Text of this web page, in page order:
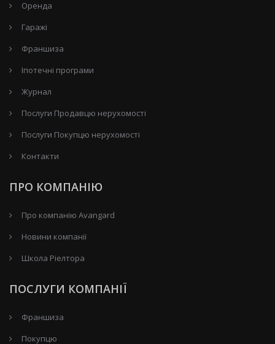
Оренда
Гаражі
Франшиза
Іпотечні програми
Журнал
Послуги Продавцю нерухомості
Послуги Покупцю нерухомості
Контакти
ПРО КОМПАНІЮ
Про компанію Avangard
Новини компанії
Школа Ріелтора
ПОСЛУГИ КОМПАНІЇ
Франшиза
Покупцю